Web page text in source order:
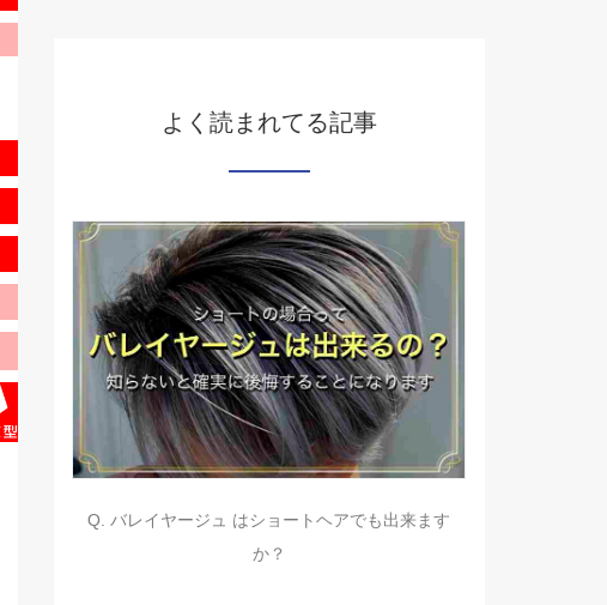
よく読まれてる記事
Q. バレイヤージュ はショートヘアでも出来ます
か？